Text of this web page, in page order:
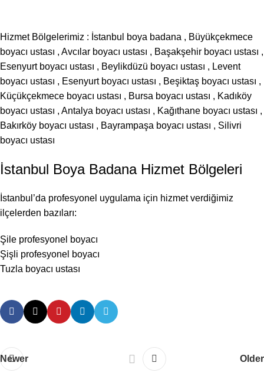
Hizmet Bölgelerimiz : İstanbul boya badana , Büyükçekmece
boyacı ustası , Avcılar boyacı ustası , Başakşehir boyacı ustası ,
Esenyurt boyacı ustası , Beylikdüzü boyacı ustası , Levent
boyacı ustası , Esenyurt boyacı ustası , Beşiktaş boyacı ustası ,
Küçükçekmece boyacı ustası , Bursa boyacı ustası , Kadıköy
boyacı ustası , Antalya boyacı ustası , Kağıthane boyacı ustası ,
Bakırköy boyacı ustası , Bayrampaşa boyacı ustası , Silivri
boyacı ustası
İstanbul Boya Badana Hizmet Bölgeleri
İstanbul’da profesyonel uygulama için hizmet verdiğimiz
ilçelerden bazıları:
Şile profesyonel boyacı
Şişli profesyonel boyacı
Tuzla boyacı ustası
Newer Older